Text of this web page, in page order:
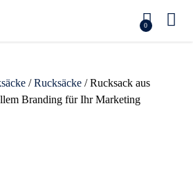
0
/Rucksäcke / Rucksack aus
Branding für Ihr Marketing